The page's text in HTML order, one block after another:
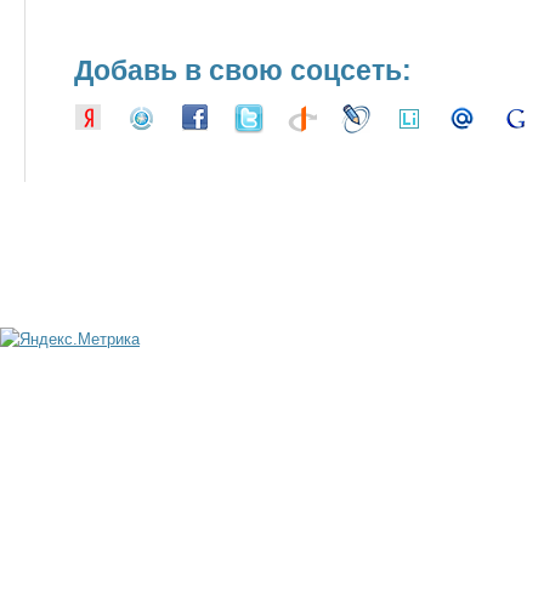
Добавь в свою соцсеть: